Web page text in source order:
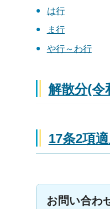
は行
ま行
や行～わ行
解散分(令
17条2項
お問い合わ